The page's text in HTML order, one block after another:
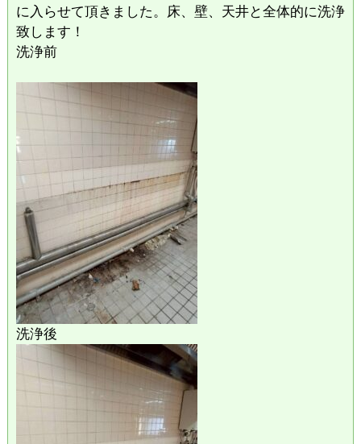
に入らせて頂きました。床、壁、天井と全体的に洗浄
致します！
洗浄前
洗浄後